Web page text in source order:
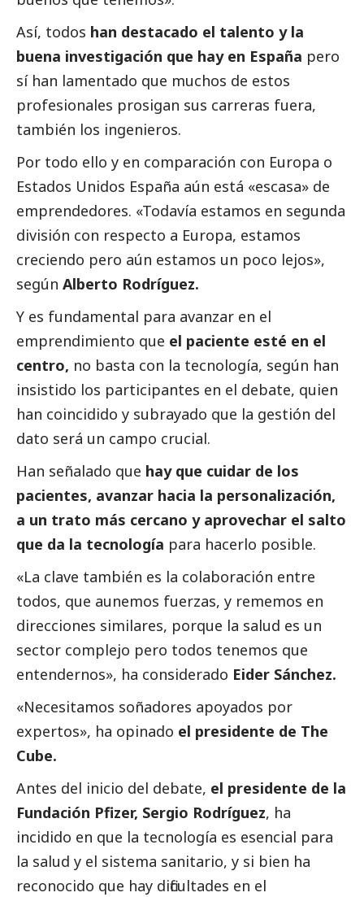
Así, todos han destacado el talento y la
buena investigación que hay en España pero
sí han lamentado que muchos de estos
profesionales prosigan sus carreras fuera,
también los ingenieros.
Por todo ello y en comparación con Europa o
Estados Unidos España aún está «escasa» de
emprendedores. «Todavía estamos en segunda
división con respecto a Europa, estamos
creciendo pero aún estamos un poco lejos»,
según Alberto Rodríguez.
Y es fundamental para avanzar en el
emprendimiento que el paciente esté en el
centro, no basta con la tecnología, según han
insistido los participantes en el debate, quien
han coincidido y subrayado que la gestión del
dato será un campo crucial.
Han señalado que hay que cuidar de los
pacientes, avanzar hacia la personalización,
a un trato más cercano y aprovechar el salto
que da la tecnología para hacerlo posible.
«La clave también es la colaboración entre
todos, que aunemos fuerzas, y rememos en
direcciones similares, porque la salud es un
sector complejo pero todos tenemos que
entendernos», ha considerado Eider Sánchez.
«Necesitamos soñadores apoyados por
expertos», ha opinado el presidente de The
Cube.
Antes del inicio del debate, el presidente de la
Fundación Pfizer, Sergio Rodríguez, ha
incidido en que la tecnología es esencial para
la salud y el sistema sanitario, y si bien ha
reconocido que hay dificultades en el